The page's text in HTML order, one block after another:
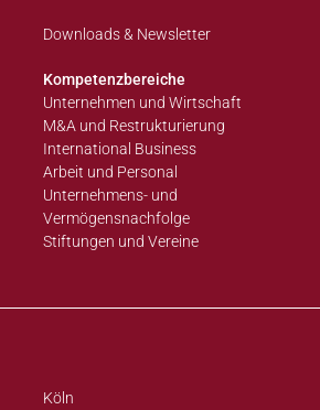
Downloads & Newsletter
Kompetenzbereiche
Unternehmen und Wirtschaft
M&A und Restrukturierung
International Business
Arbeit und Personal
Unternehmens- und
Vermögensnachfolge
Stiftungen und Vereine
Köln